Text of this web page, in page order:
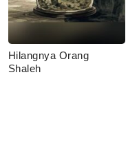
Hilangnya Orang
Shaleh